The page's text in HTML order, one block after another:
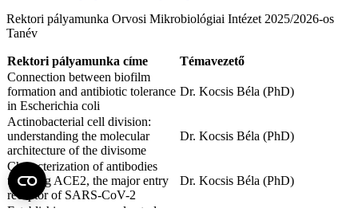
Rektori pályamunka Orvosi Mikrobiológiai Intézet 2025/2026-os
Tanév
Rektori pályamunka címe
Témavezető
Connection between biofilm
formation and antibiotic tolerance
in Escherichia coli
Dr. Kocsis Béla (PhD)
Actinobacterial cell division:
understanding the molecular
architecture of the divisome
Dr. Kocsis Béla (PhD)
Characterization of antibodies
targeting ACE2, the major entry
receptor of SARS-CoV-2
Dr. Kocsis Béla (PhD)
Establishing non-neural ectoderm